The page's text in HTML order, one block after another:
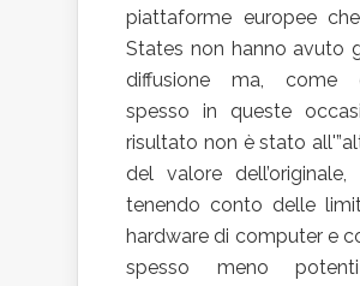
piattaforme europee
States non hanno avuto
diffusione ma, come
spesso in queste
risultato non è stato
del valore dell’originale,
tenendo conto delle
hardware di computer e
spesso meno